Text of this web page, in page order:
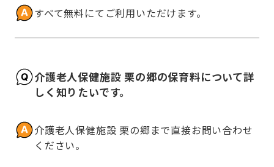
すべて無料にてご利用いただけます。
介護老人保健施設 栗の郷の保育料について詳
しく知りたいです。
介護老人保健施設 栗の郷まで直接お問い合わせ
ください。